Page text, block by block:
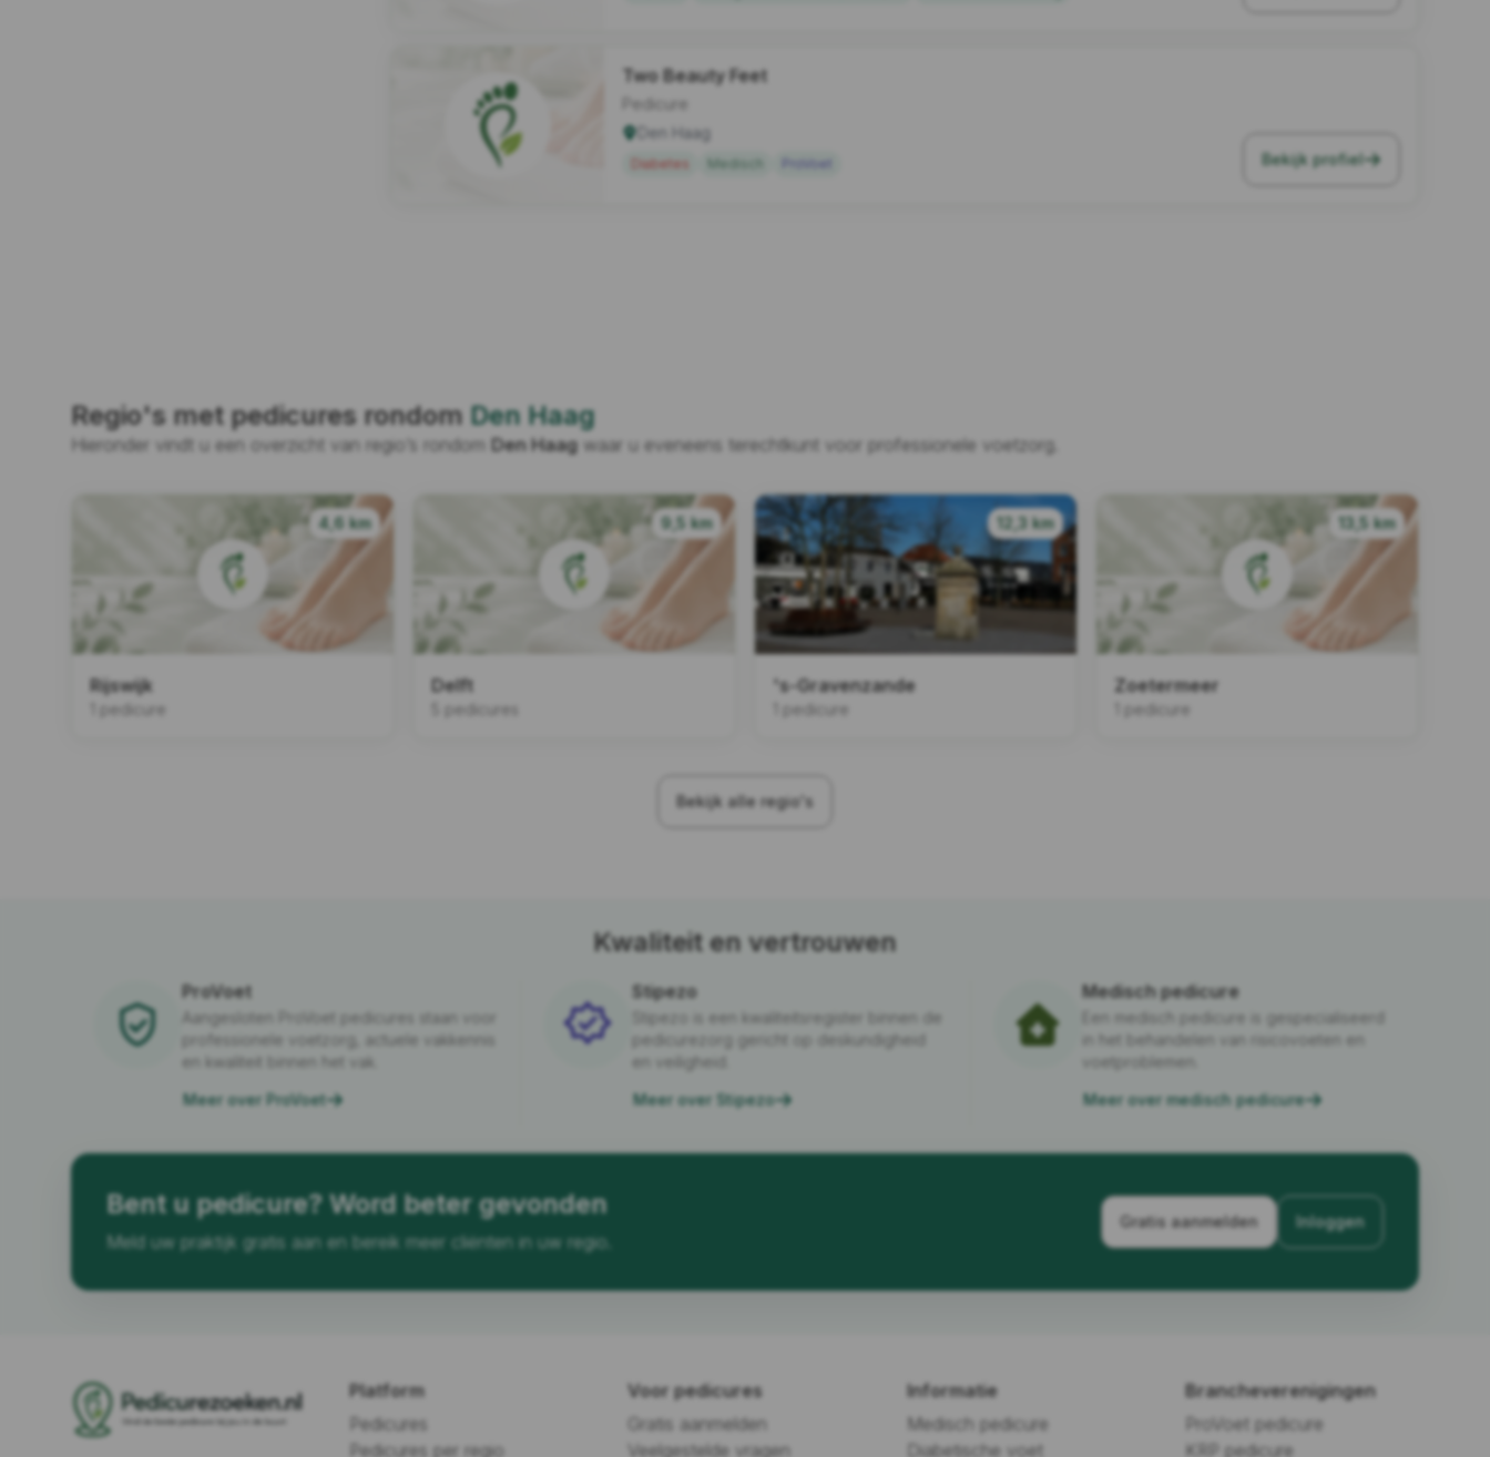
Two Beauty Feet
Pedicure
Den Haag
Diabetes Medisch ProVoet Bekijk profiel
Regio's met pedicures rondom Den Haag
Hieronder vindt u een overzicht van regio’s rondom Den Haagwaar u eveneens terechtkunt voor professionele voetzorg.
4,6 km
Rijswijk
1 pedicure
9,5 km
Delft
5 pedicures
12,3 km
's-Gravenzande
1 pedicure
13,5 km
Zoetermeer
1 pedicure
Bekijk alle regio's
Kwaliteit en vertrouwen
ProVoet
Aangesloten ProVoet pedicures staan voor
professionele voetzorg, actuele vakkennis
en kwaliteit binnen het vak.
Meer over ProVoet
Stipezo
Stipezo is een kwaliteitsregister binnen de
pedicurezorg gericht op deskundigheid
en veiligheid.
Meer over Stipezo
Medisch pedicure
Een medisch pedicure is gespecialiseerd
in het behandelen van risicovoeten en
voetproblemen.
Meer over medisch pedicure
Bent u pedicure? Word beter gevonden
Meld uw praktijk gratis aan en bereik meer cliënten in uw regio.
Gratis aanmelden Inloggen
Platform
Pedicures
Pedicures per regio
Voor pedicures
Gratis aanmelden
Veelgestelde vragen
Informatie
Medisch pedicure
Diabetische voet
Brancheverenigingen
ProVoet pedicure
KRP pedicure